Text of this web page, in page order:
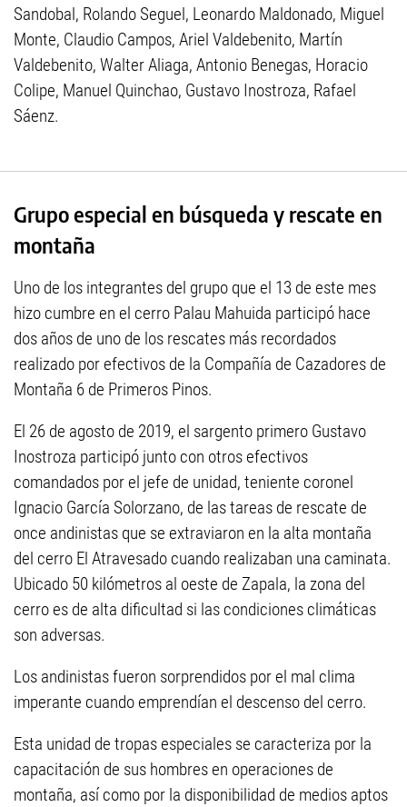
Sandobal, Rolando Seguel, Leonardo Maldonado, Miguel
Monte, Claudio Campos, Ariel Valdebenito, Martín
Valdebenito, Walter Aliaga, Antonio Benegas, Horacio
Colipe, Manuel Quinchao, Gustavo Inostroza, Rafael
Sáenz.
Grupo especial en búsqueda y rescate en
montaña
Uno de los integrantes del grupo que el 13 de este mes
hizo cumbre en el cerro Palau Mahuida participó hace
dos años de uno de los rescates más recordados
realizado por efectivos de la Compañía de Cazadores de
Montaña 6 de Primeros Pinos.
El 26 de agosto de 2019, el sargento primero Gustavo
Inostroza participó junto con otros efectivos
comandados por el jefe de unidad, teniente coronel
Ignacio García Solorzano, de las tareas de rescate de
once andinistas que se extraviaron en la alta montaña
del cerro El Atravesado cuando realizaban una caminata.
Ubicado 50 kilómetros al oeste de Zapala, la zona del
cerro es de alta dificultad si las condiciones climáticas
son adversas.
Los andinistas fueron sorprendidos por el mal clima
imperante cuando emprendían el descenso del cerro.
Esta unidad de tropas especiales se caracteriza por la
capacitación de sus hombres en operaciones de
montaña, así como por la disponibilidad de medios aptos